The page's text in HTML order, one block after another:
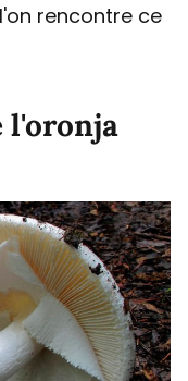
rencontre ce
l'oronja